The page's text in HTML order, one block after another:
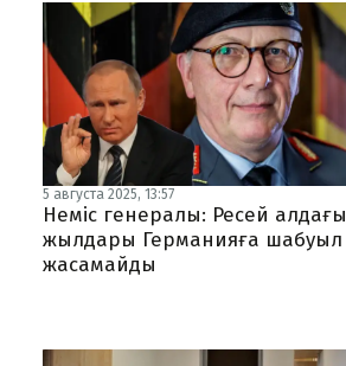
5 августа 2025, 13:57
Неміс генералы: Ресей алдағы
жылдары Германияға шабуыл
жасамайды